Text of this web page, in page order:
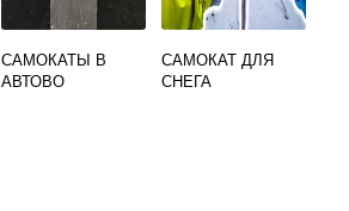
САМОКАТЫ В
АВТОВО
САМОКАТ ДЛЯ
СНЕГА